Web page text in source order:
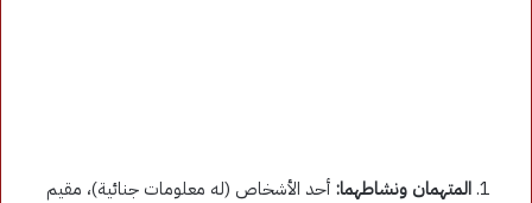
المتهمان ونشاطهما: أحد الأشخاص (له معلومات جنائية)، مقيم